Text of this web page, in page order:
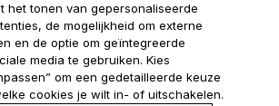
het tonen van gepersonaliseerde
de mogelijkheid om externe
en de optie om geïntegreerde
media te gebruiken. Kies
om een gedetailleerde keuze
cookies je wilt in- of uitschakelen.